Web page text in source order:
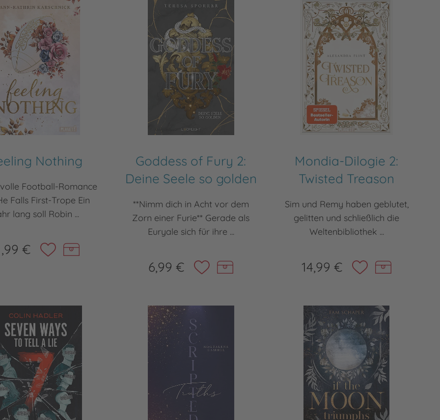
Nothing
Football-Romance
Falls First-Trope Ein
lang soll Robin ...
€
Goddess of Fury 2:
Deine Seele so golden
**Nimm dich in Acht vor dem
Zorn einer Furie** Gerade als
Euryale sich für ihre ...
6,99 €
Mondia-Dilogie 2:
Twisted Treason
Sim und Remy haben geblutet,
gelitten und schließlich die
Weltenbibliothek ...
14,99 €